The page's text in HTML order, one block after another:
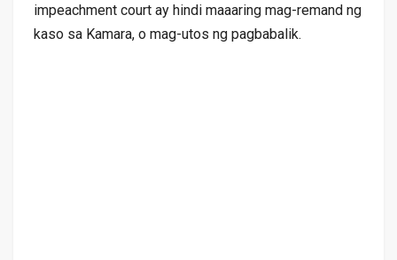
impeachment court ay hindi maaaring mag-remand ng
kaso sa Kamara, o mag-utos ng pagbabalik.